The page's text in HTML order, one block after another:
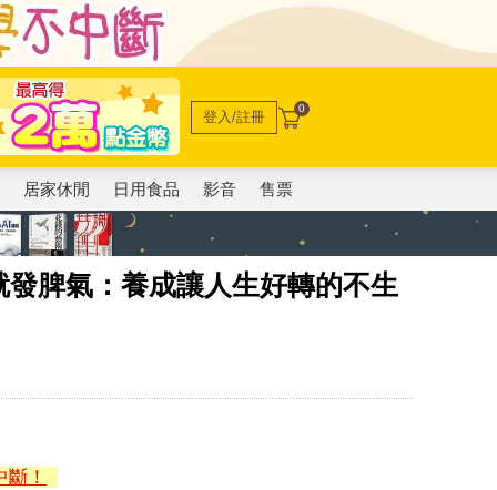
登入/註冊 0
居家休閒 日用食品 影音 售票
脾氣：養成讓人生好轉的不生
！